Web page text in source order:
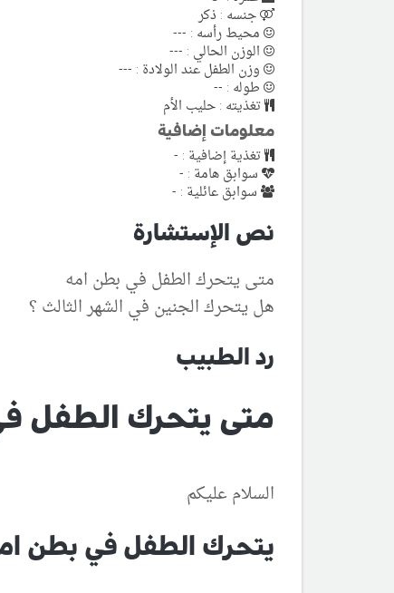
جنسه : ذكر
محيط رأسه : ---
الوزن الحالي : ---
وزن الطفل عند الولادة : ---
طوله : --
تغذيته : حليب الأم
معلومات إضافية
تغذية إضافية : -
سوابق هامة : -
سوابق عائلية : -
نص الإستشارة
متى يتحرك الطفل في بطن امه
هل يتحرك الجنين في الشهر الثالث ؟
رد الطبيب
متى يتحرك الطفل
السلام عليكم
يتحرك الطفل في بطن